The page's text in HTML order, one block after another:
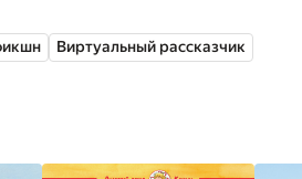
Виртуальный рассказчик